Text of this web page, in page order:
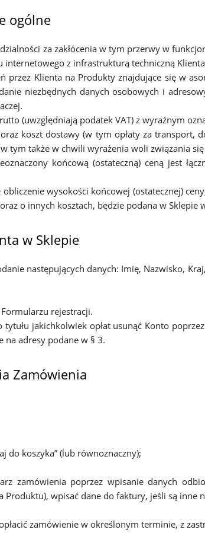
ogólne
za zakłócenia w tym przerwy w
internetowego z infrastrukturą techniczną
przez Klienta na Produkty znajdujące się w
niezbędnych danych osobowych i
(uwzględniają podatek VAT) z wyraźnym
koszt dostawy (w tym opłaty za transport,
tym także w chwili wyrażenia woli związania
końcową (ostateczną) ceną jest
wysokości końcowej (ostatecznej)
o innych kosztach, będzie podana w Sklepie
w Sklepie
następujących danych: Imię, Nazwisko,
rejestracji.
jakichkolwiek opłat usunąć Konto
na adresy podane w § 3.
Zamówienia
do koszyka” (lub równoznaczny);
zamówienia poprzez wpisanie danych
wpisać dane do faktury, jeśli są inne
zamówienie w określonym terminie, z